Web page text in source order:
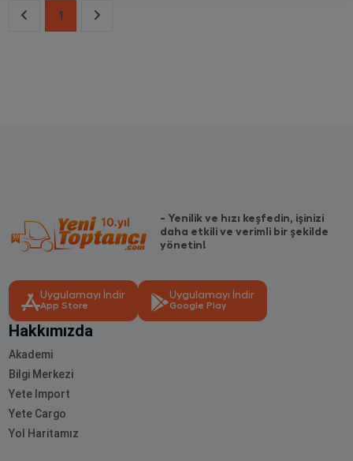
1
- Yenilik ve hızı keşfedin, işinizi
daha etkili ve verimli bir şekilde
yönetin!
Uygulamayı İndir
App Store
Uygulamayı İndir
Google Play
Hakkımızda
Akademi
Bilgi Merkezi
Yete Import
Yete Cargo
Yol Haritamız